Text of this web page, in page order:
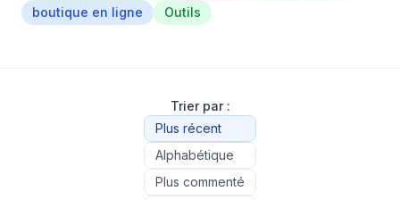
boutique en ligne
Outils
Trier par :
Plus récent
Alphabétique
Plus commenté